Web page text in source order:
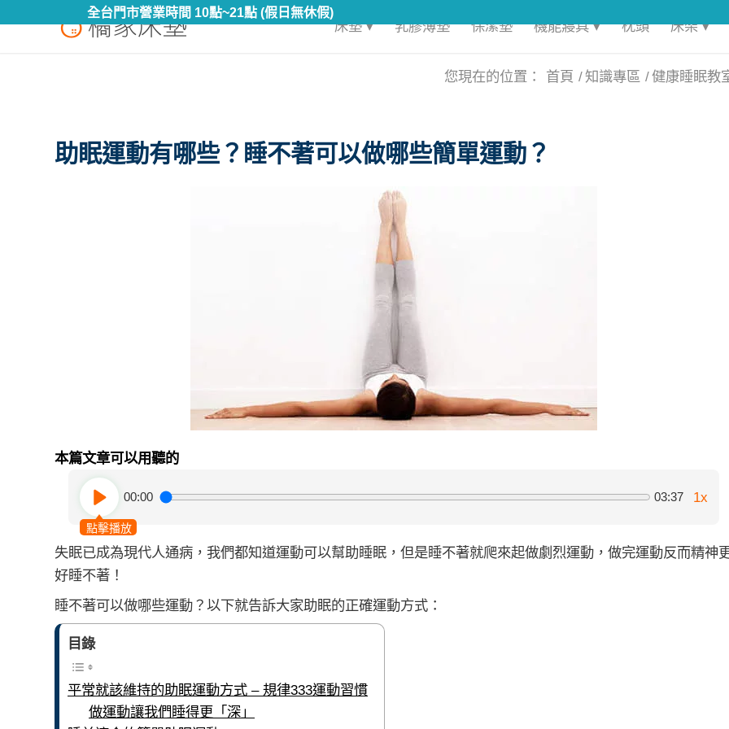
全台門市營業時間 10點~21點 (假日無休假)
床墊 ▾ 乳膠薄墊 保潔墊 機能寢具 ▾ 枕頭 床架 ▾
您現在的位置： 首頁 /知識專區 /健康睡眠教
助眠運動有哪些？睡不著可以做哪些簡單運動？
本篇文章可以用聽的
點擊播放
00:00 03:37 1x
失眠已成為現代人通病，我們都知道運動可以幫助睡眠，但是睡不著就爬來起做劇烈運動，做完運動反而精神
好睡不著！
睡不著可以做哪些運動？以下就告訴大家助眠的正確運動方式：
目錄
平常就該維持的助眠運動方式 – 規律333運動習慣
做運動讓我們睡得更「深」